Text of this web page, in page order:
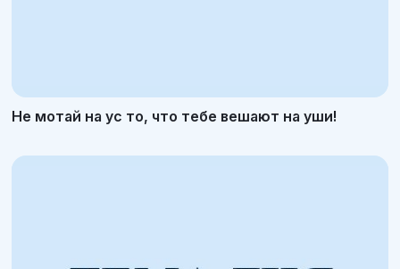
Не мотай на ус то, что тебе вешают на уши!